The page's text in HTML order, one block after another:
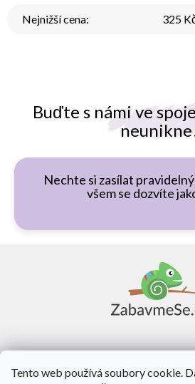
Tento web používá soubory cookie.
Buďte s námi ve
Nechte si zasílat
všem se dozvíte
Nejnižší cena: 325